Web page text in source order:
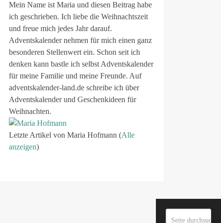
Mein Name ist Maria und diesen Beitrag habe
ich geschrieben. Ich liebe die Weihnachtszeit
und freue mich jedes Jahr darauf.
Adventskalender nehmen für mich einen ganz
besonderen Stellenwert ein. Schon seit ich
denken kann bastle ich selbst Adventskalender
für meine Familie und meine Freunde. Auf
adventskalender-land.de schreibe ich über
Adventskalender und Geschenkideen für
Weihnachten.
Letzte Artikel von Maria Hofmann (Alle
anzeigen)